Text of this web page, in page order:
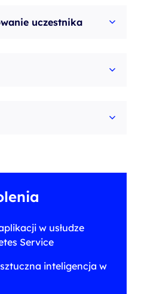
uczestnika
w usłudze
Service
inteligencja w